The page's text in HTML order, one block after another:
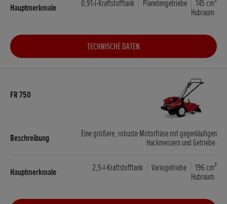
0,91-l-Kraftstofftank Planetengetriebe
145 cm³
Hubraum
TECHNISCHE DATEN
Eine größere, robuste Motorfräse mit gegenläufigen
Hackmessern und Getriebe.
2,5-l-Kraftstofftank Variogetriebe
196 cm³
Hubraum